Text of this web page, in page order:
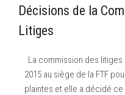
Décisions de la
Litiges
La commission des litiges
2015 au siège de la FTF
plaintes et elle a décidé ce